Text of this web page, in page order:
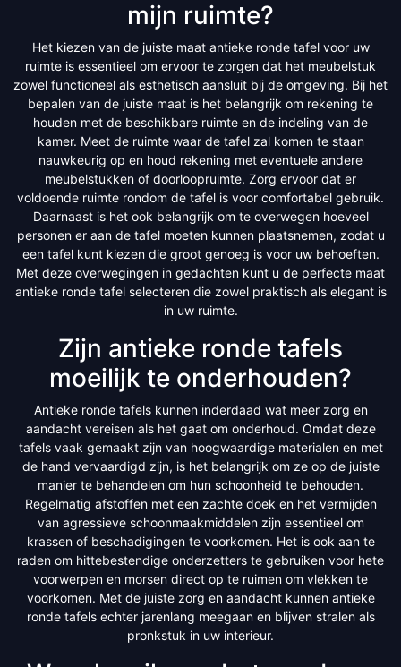
mijn ruimte?
Het kiezen van de juiste maat antieke ronde tafel voor uw
ruimte is essentieel om ervoor te zorgen dat het meubelstuk
zowel functioneel als esthetisch aansluit bij de omgeving. Bij het
bepalen van de juiste maat is het belangrijk om rekening te
houden met de beschikbare ruimte en de indeling van de
kamer. Meet de ruimte waar de tafel zal komen te staan
nauwkeurig op en houd rekening met eventuele andere
meubelstukken of doorloopruimte. Zorg ervoor dat er
voldoende ruimte rondom de tafel is voor comfortabel gebruik.
Daarnaast is het ook belangrijk om te overwegen hoeveel
personen er aan de tafel moeten kunnen plaatsnemen, zodat u
een tafel kunt kiezen die groot genoeg is voor uw behoeften.
Met deze overwegingen in gedachten kunt u de perfecte maat
antieke ronde tafel selecteren die zowel praktisch als elegant is
in uw ruimte.
Zijn antieke ronde tafels
moeilijk te onderhouden?
Antieke ronde tafels kunnen inderdaad wat meer zorg en
aandacht vereisen als het gaat om onderhoud. Omdat deze
tafels vaak gemaakt zijn van hoogwaardige materialen en met
de hand vervaardigd zijn, is het belangrijk om ze op de juiste
manier te behandelen om hun schoonheid te behouden.
Regelmatig afstoffen met een zachte doek en het vermijden
van agressieve schoonmaakmiddelen zijn essentieel om
krassen of beschadigingen te voorkomen. Het is ook aan te
raden om hittebestendige onderzetters te gebruiken voor hete
voorwerpen en morsen direct op te ruimen om vlekken te
voorkomen. Met de juiste zorg en aandacht kunnen antieke
ronde tafels echter jarenlang meegaan en blijven stralen als
pronkstuk in uw interieur.